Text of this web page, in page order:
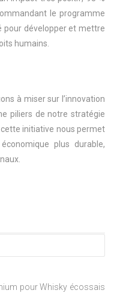
le programme
pour développer et mettre
humains.
à miser sur l’innovation
piliers de notre stratégie
initiative nous permet
plus durable,
pour Whisky écossais